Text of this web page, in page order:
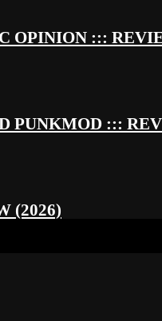
OPINION :::
PUNKMOD :::
(2026)